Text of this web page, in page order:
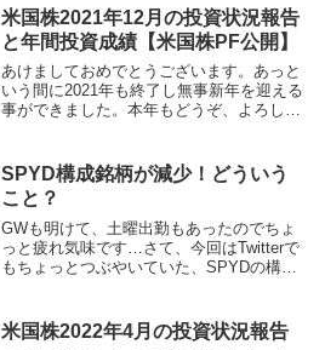
ニュースを受け下げトレンド。そんな2月
の株...
米国株2021年12月の投資状況報告
と年間投資成績【米国株PF公開】
あけましておめでとうございます。あっと
いう間に2021年も終了し無事新年を迎える
事ができました。本年もどうぞ、よろしく
す。今回は1年間のまとめてして、私の保
有する米...
SPYD構成銘柄が減少！どういう
こと？
GWも明けて、土曜出勤もあったのでちょ
っと疲れ気味です…さて、今回はTwitterで
もちょっとつぶやいていた、SPYDの構成
説していこうと思います。
米国株2022年4月の投資状況報告￼